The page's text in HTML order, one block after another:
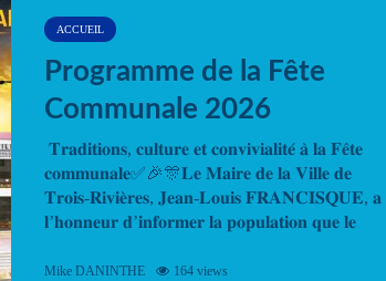
ACCUEIL
Programme de la Fête
Communale 2026
𝐓𝐫𝐚𝐝𝐢𝐭𝐢𝐨𝐧𝐬, 𝐜𝐮𝐥𝐭𝐮𝐫𝐞 𝐞𝐭 𝐜𝐨𝐧𝐯𝐢𝐯𝐢𝐚𝐥𝐢𝐭𝐞́ 𝐚̀ 𝐥𝐚 𝐅𝐞̂𝐭𝐞
𝐜𝐨𝐦𝐦𝐮𝐧𝐚𝐥𝐞✅🎉🎊𝐋𝐞 𝐌𝐚𝐢𝐫𝐞 𝐝𝐞 𝐥𝐚 𝐕𝐢𝐥𝐥𝐞 𝐝𝐞
𝐓𝐫𝐨𝐢𝐬-𝐑𝐢𝐯𝐢𝐞̀𝐫𝐞𝐬, 𝐉𝐞𝐚𝐧-𝐋𝐨𝐮𝐢𝐬 𝐅𝐑𝐀𝐍𝐂𝐈𝐒𝐐𝐔𝐄, 𝐚
𝐥’𝐡𝐨𝐧𝐧𝐞𝐮𝐫 𝐝’𝐢𝐧𝐟𝐨𝐫𝐦𝐞𝐫 𝐥𝐚 𝐩𝐨𝐩𝐮𝐥𝐚𝐭𝐢𝐨𝐧 𝐪𝐮𝐞 𝐥𝐞
Mike DANINTHE 164 views